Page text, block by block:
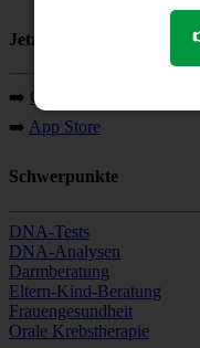
Jetzt Vital-Apotheken
➡️ Google Play Store
➡️ App Store
Schwerpunkte
DNA-Tests
DNA-Analysen
Darmberatung
Eltern-Kind-Beratung
Frauengesundheit
Orale Krebstherapie